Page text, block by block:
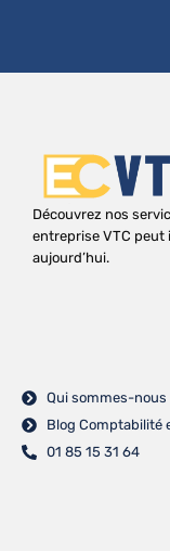
Découvrez nos
entreprise VTC peut
aujourd’hui.
Qui sommes-nous
Blog Comptabilité
01 85 15 31 64